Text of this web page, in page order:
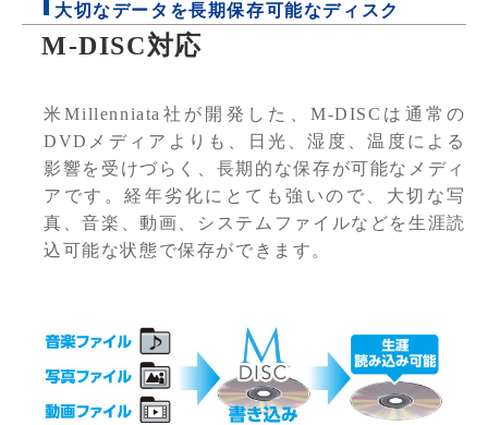
大切なデータを長期保存可能なディスク
M-DISC対応
米Millenniata社が開発した、M-DISCは通常の
DVDメディアよりも、日光、湿度、温度による
影響を受けづらく、長期的な保存が可能なメディ
アです。経年劣化にとても強いので、大切な写
真、音楽、動画、システムファイルなどを生涯読
込可能な状態で保存ができます。